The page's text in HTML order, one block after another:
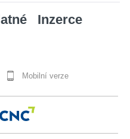
Inzerce
Mobilní verze